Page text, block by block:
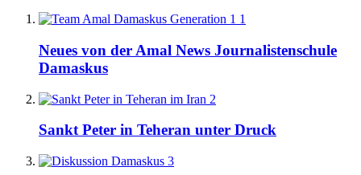
1
Neues von der Amal News Journalistenschule
Damaskus
2
Sankt Peter in Teheran unter Druck
3